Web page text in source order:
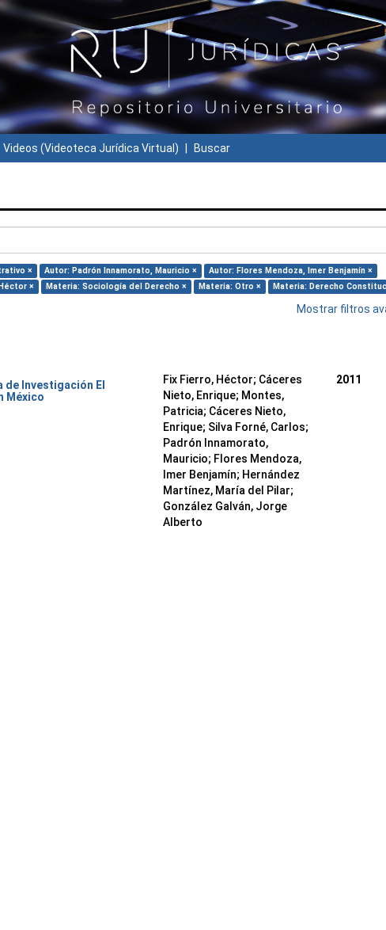
Videos (Videoteca Jurídica Virtual) Buscar
× Autor: Padrón Innamorato, Mauricio ×
Autor: Flores Mendoza, Imer Benjamín ×
× Materia: Sociología del Derecho × Materia: Otro × Materia: Derecho
Mostrar filtros
de Investigación El
México
Fix Fierro, Héctor; Cáceres
Nieto, Enrique; Montes,
Patricia; Cáceres Nieto,
Enrique; Silva Forné, Carlos;
Padrón Innamorato,
Mauricio; Flores Mendoza,
Imer Benjamín; Hernández
Martínez, María del Pilar;
González Galván, Jorge
Alberto
2011